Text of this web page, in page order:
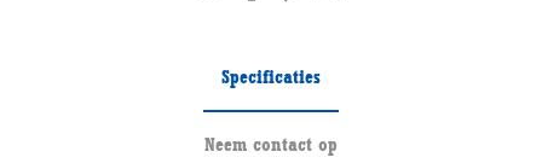
Specificaties
Neem contact op